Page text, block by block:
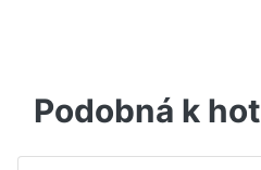
Podobná k hot